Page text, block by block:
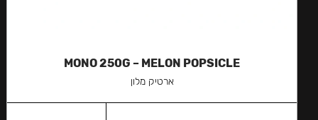
MONO 250G – MELON POPSICLE
ארטיק מלון